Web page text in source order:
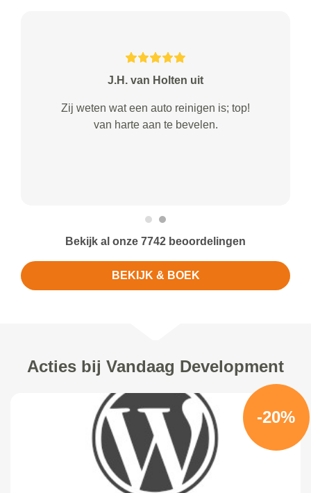
J.H. van Holten uit
Zij weten wat een auto reinigen is; top!
van harte aan te bevelen.
Bekijk al onze 7742 beoordelingen
BEKIJK & BOEK
Acties bij Vandaag Development
-20%